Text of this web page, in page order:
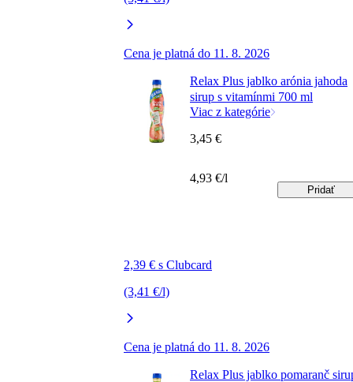
Cena je platná do 11. 8. 2026
Relax Plus jablko arónia jahoda
sirup s vitamínmi 700 ml
Viac z kategórie
2,39 € s Clubcard
(3,41 €/l)
Cena je platná do 11. 8. 2026
3,45 €
4,93 €/l
Pridať
Relax Plus jablko pomaranč